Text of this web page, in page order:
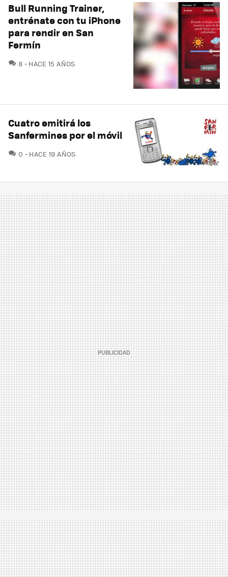
Bull Running Trainer,
entrénate con tu iPhone
para rendir en San
Fermín
8 COMENTARIOS
HACE 15 AÑOS
Cuatro emitirá los
Sanfermines por el móvil
0 COMENTARIOS
HACE 19 AÑOS